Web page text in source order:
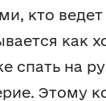
кто ведет
как
спать на
Этому